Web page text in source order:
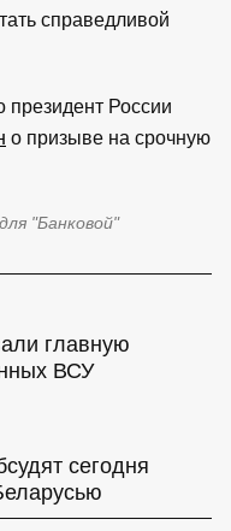
справедливой
президент России
о призыве на срочную
"Банковой"
главную
ВСУ
сегодня